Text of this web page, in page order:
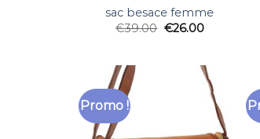
sac besace femme
€39.00 €26.00
Promo !